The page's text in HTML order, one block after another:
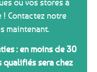
! Contactez notre
maintenant.
: en moins de 30
qualifiés sera chez